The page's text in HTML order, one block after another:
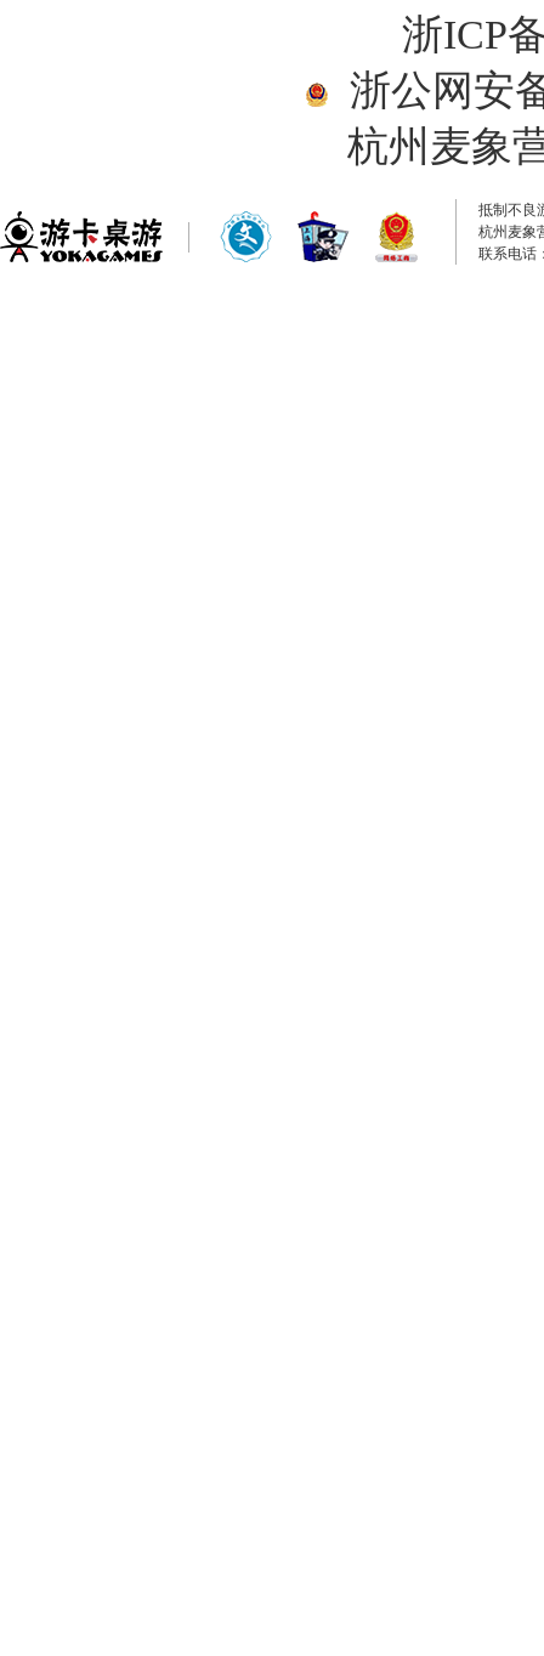
浙ICP
浙公网安
杭州麦象
抵制不良
杭州麦象
联系电话